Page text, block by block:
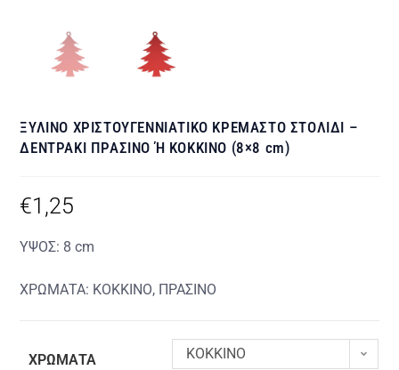
ΞΥΛΙΝΟ ΧΡΙΣΤΟΥΓΕΝΝΙΑΤΙΚΟ ΚΡΕΜΑΣΤΟ ΣΤΟΛΙΔΙ –
ΔΕΝΤΡΑΚΙ ΠΡΑΣΙΝΟ Ή ΚΟΚΚΙΝΟ (8×8 cm)
€1,25
ΥΨΟΣ: 8 cm
ΧΡΩΜΑΤΑ: ΚΟΚΚΙΝΟ, ΠΡΑΣΙΝΟ
ΧΡΩΜΑΤΑ KOKKINO